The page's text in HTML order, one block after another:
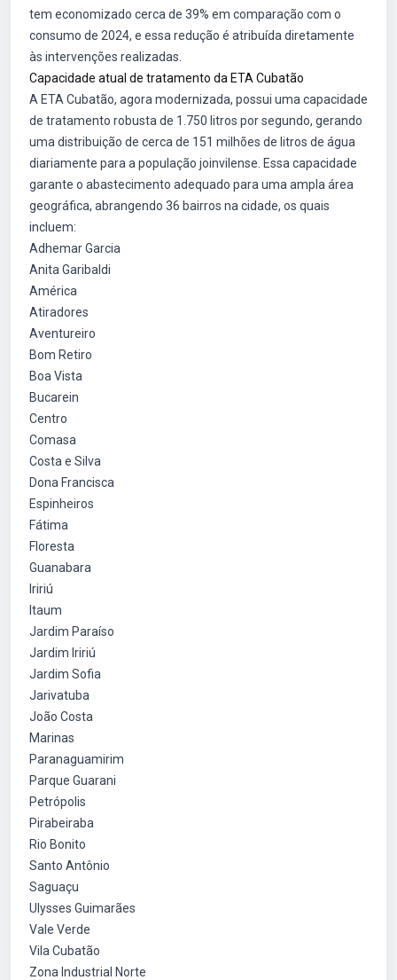
tem economizado cerca de 39% em comparação com o
consumo de 2024, e essa redução é atribuída diretamente
às intervenções realizadas.
Capacidade atual de tratamento da ETA Cubatão
A ETA Cubatão, agora modernizada, possui uma capacidade
de tratamento robusta de 1.750 litros por segundo, gerando
uma distribuição de cerca de 151 milhões de litros de água
diariamente para a população joinvilense. Essa capacidade
garante o abastecimento adequado para uma ampla área
geográfica, abrangendo 36 bairros na cidade, os quais
incluem:
Adhemar Garcia
Anita Garibaldi
América
Atiradores
Aventureiro
Bom Retiro
Boa Vista
Bucarein
Centro
Comasa
Costa e Silva
Dona Francisca
Espinheiros
Fátima
Floresta
Guanabara
Iririú
Itaum
Jardim Paraíso
Jardim Iririú
Jardim Sofia
Jarivatuba
João Costa
Marinas
Paranaguamirim
Parque Guarani
Petrópolis
Pirabeiraba
Rio Bonito
Santo Antônio
Saguaçu
Ulysses Guimarães
Vale Verde
Vila Cubatão
Zona Industrial Norte